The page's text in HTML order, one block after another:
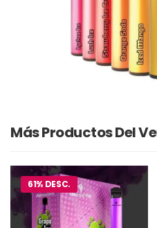
Más Productos Del
61% DESC.